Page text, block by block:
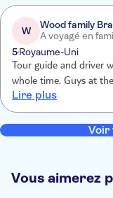
W
Wood family
A voyagé en
5Royaume-Uni
Tour guide and driver
whole time. Guys at
Lire plus
Voir
Vous aimerez